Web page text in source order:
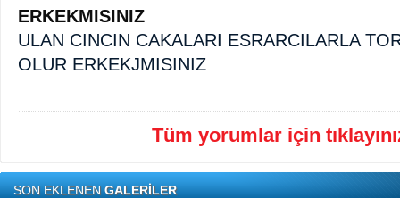
ERKEKMISINIZ
ULAN CINCIN CAKALARI ESRARCILARLA
OLUR ERKEKJMISINIZ
Tüm yorumlar için
SON EKLENENGALERİLER